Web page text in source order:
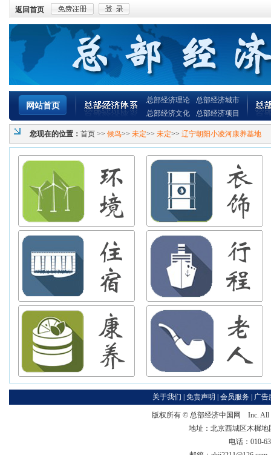
返回首页
网站首页
总部经济理论
总部经济文化
总部经济城市
总部经济项目
您现在的位置： 首页 >> 候鸟>> 未定>> 未定>> 辽宁朝阳小凌河康养基地
关于我们 免责声明 会员服务 广告
版权所有 © 总部经济中国网
Inc. All
地址：北京西城区木樨
电话：010-